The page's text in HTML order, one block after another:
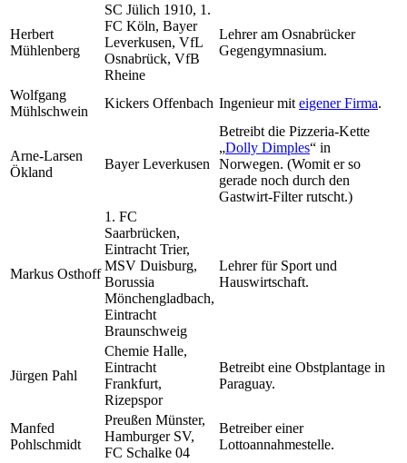
Herbert
Mühlenberg
SC Jülich 1910, 1.
FC Köln, Bayer
Leverkusen, VfL
Osnabrück, VfB
Rheine
Lehrer am Osnabrücker
Gegengymnasium.
Wolfgang
Mühlschwein
Kickers Offenbach Ingenieur mit eigener Firma.
Arne-Larsen
Ökland
Bayer Leverkusen
Betreibt die Pizzeria-Kette
„Dolly Dimples“ in
Norwegen. (Womit er so
gerade noch durch den
Gastwirt-Filter rutscht.)
Markus Osthoff
1. FC
Saarbrücken,
Eintracht Trier,
MSV Duisburg,
Borussia
Mönchengladbach,
Eintracht
Braunschweig
Lehrer für Sport und
Hauswirtschaft.
Jürgen Pahl
Chemie Halle,
Eintracht
Frankfurt,
Rizepspor
Betreibt eine Obstplantage in
Paraguay.
Manfed
Pohlschmidt
Preußen Münster,
Hamburger SV,
FC Schalke 04
Betreiber einer
Lottoannahmestelle.